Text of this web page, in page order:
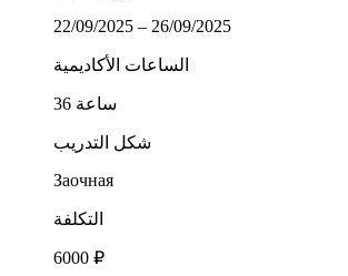
22/09/2025 – 26/09/2025
الساعات الأكاديمية
36 ساعة
شكل التدريب
Заочная
التكلفة
6000 ₽